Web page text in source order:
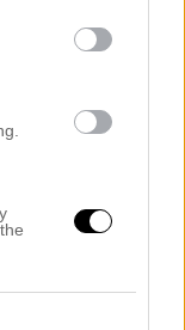
om ni vill kika